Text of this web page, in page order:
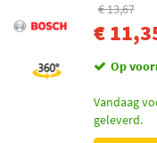
€ 13,67
€
Op
Vandaag
geleverd.